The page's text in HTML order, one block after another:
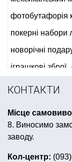
фотобутафорія
покерні набори
новорічні
іграшкові зброї
свинка пеппа
купити
дитячий костюм
КОНТАКТИ
Місце
8. Виносимо
заводу.
Кол-центр: